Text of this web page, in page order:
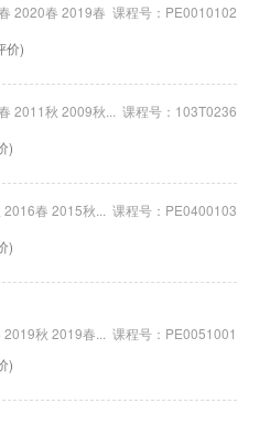
2020春 2019春 课程号：PE0010102
价)
2011秋 2009秋... 课程号：103T0236
)
春 2015秋... 课程号：PE0400103
)
秋 2019春... 课程号：PE0051001
)